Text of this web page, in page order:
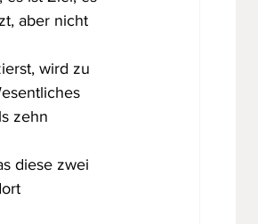
aber nicht
wird zu
zehn
diese zwei